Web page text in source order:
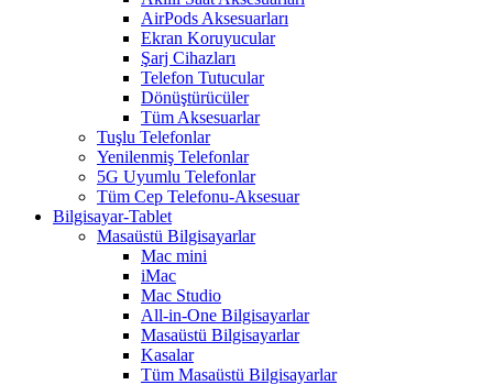
AirPods Aksesuarları
Ekran Koruyucular
Şarj Cihazları
Telefon Tutucular
Dönüştürücüler
Tüm Aksesuarlar
Tuşlu Telefonlar
Yenilenmiş Telefonlar
5G Uyumlu Telefonlar
Tüm Cep Telefonu-Aksesuar
Bilgisayar-Tablet
Masaüstü Bilgisayarlar
Mac mini
iMac
Mac Studio
All-in-One Bilgisayarlar
Masaüstü Bilgisayarlar
Kasalar
Tüm Masaüstü Bilgisayarlar